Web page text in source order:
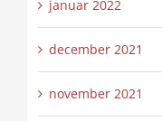
januar 2022
december 2021
november 2021